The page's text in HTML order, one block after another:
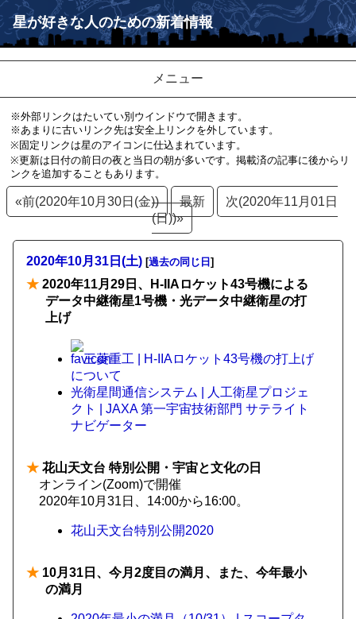
星が好きな人のための新着情報
メニュー
※外部リンクはたいてい別ウインドウで開きます。
※あまりに古いリンク先は安全上リンクを外しています。
※固定リンクは星のアイコンに仕込まれています。
※更新は日付の前日の夜と当日の朝が多いです。掲載済の記事に後からリ
ンクを追加することもあります。
«前(2020年10月30日(金)) 最新
次(2020年11月01日
(日))»
2020年10月31日(土) [過去の同じ日 ]
★ 2020年11月29日、H-IIAロケット43号機による
データ中継衛星1号機・光データ中継衛星の打
上げ
三菱重工 | H-IIAロケット43号機の打上げ
について
光衛星間通信システム | 人工衛星プロジェ
クト | JAXA 第一宇宙技術部門 サテライト
ナビゲーター
★ 花山天文台 特別公開・宇宙と文化の日
オンライン(Zoom)で開催
2020年10月31日、14:00から16:00。
花山天文台特別公開2020
★ 10月31日、今月2度目の満月、また、今年最小
の満月